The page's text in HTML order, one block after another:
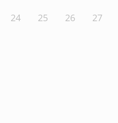
24 25 26 27